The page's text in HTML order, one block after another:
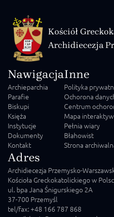
Kościół
Archidiecezja
Nawigacja
Archieparchia
Parafie
Biskupi
Księża
Instytucje
Dokumenty
Kontakt
Inne
Polityka
Ochorona
Centrum
Mapa
Pełnia wiary
Błahowist
Strona
Adres
Archidiecezja Przemysko-
Kościoła Greckokatolickiego w
ul. bpa Jana Śnigurskiego 2A
37-700 Przemyśl
tel/fax: +48 166 787 868